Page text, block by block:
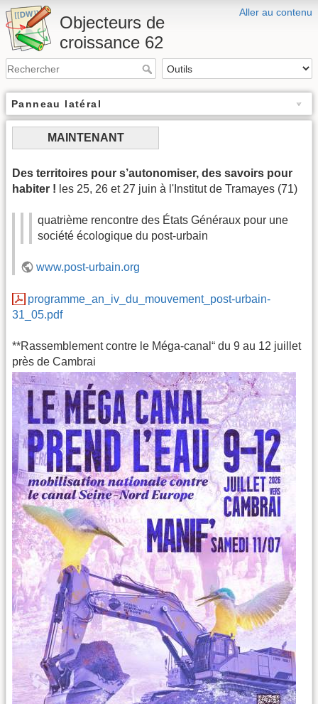
Aller au contenu
Objecteurs de
croissance 62
Panneau latéral
MAINTENANT
Des territoires pour s’autonomiser, des savoirs pour
habiter ! les 25, 26 et 27 juin à l'Institut de Tramayes (71)
quatrième rencontre des États Généraux pour une
société écologique du post-urbain
www.post-urbain.org
programme_an_iv_du_mouvement_post-urbain-
31_05.pdf
**Rassemblement contre le Méga-canal“ du 9 au 12 juillet
près de Cambrai